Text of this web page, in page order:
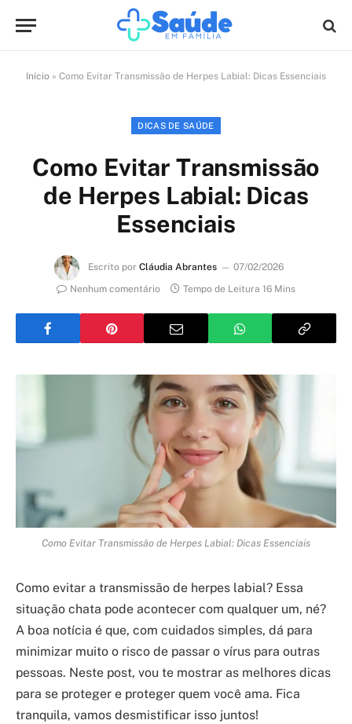
Início » Como Evitar Transmissão de Herpes Labial: Dicas Essenciais
DICAS DE SAÚDE
Como Evitar Transmissão
de Herpes Labial: Dicas
Essenciais
Escrito por Cláudia Abrantes
07/02/2026
Nenhum comentário
Tempo de Leitura 16 Mins
Como Evitar Transmissão de Herpes Labial: Dicas Essenciais
Como evitar a transmissão de herpes labial? Essa
situação chata pode acontecer com qualquer um, né?
A boa notícia é que, com cuidados simples, dá para
minimizar muito o risco de passar o vírus para outras
pessoas. Neste post, vou te mostrar as melhores dicas
para se proteger e proteger quem você ama. Fica
tranquila, vamos desmistificar isso juntos!